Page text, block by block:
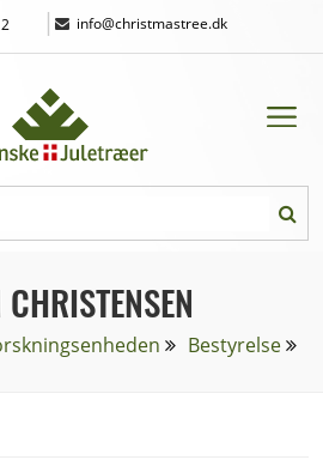
| info@christmastree.dk
Bestyrelse